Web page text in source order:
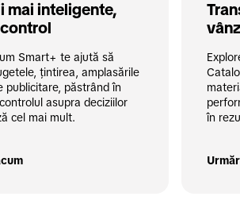
mai inteligente,
Smart+ te ajută să
țintirea, amplasările
publicitare, păstrând în
asupra deciziilor
cel mai mult.
în